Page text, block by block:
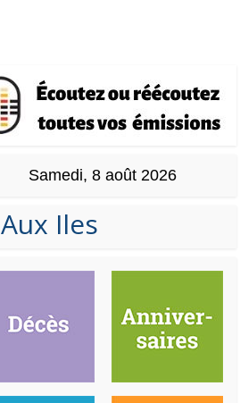
Samedi, 8 août 2026
Aux Iles